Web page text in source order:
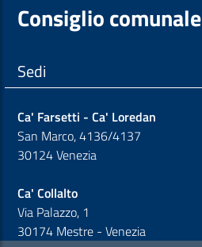
Consiglio comunale
Sedi
Ca' Farsetti - Ca' Loredan
San Marco, 4136/4137
30124 Venezia
Ca' Collalto
Via Palazzo, 1
30174 Mestre - Venezia